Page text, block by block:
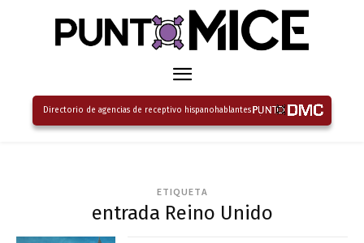
Directorio de agencias de receptivo hispanohablantes
ETIQUETA
entrada Reino Unido